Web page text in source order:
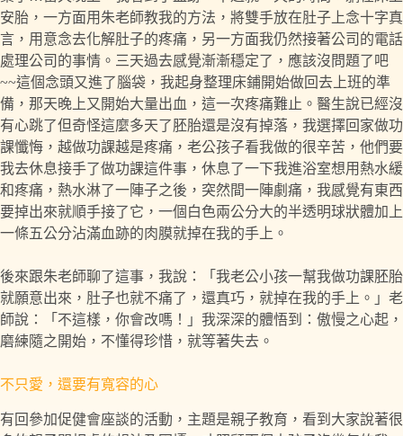
安胎，一方面用朱老師教我的方法，將雙手放在肚子上念十字真
言，用意念去化解肚子的疼痛，另一方面我仍然接著公司的電話
處理公司的事情。三天過去感覺漸漸穩定了，應該沒問題了吧
~~這個念頭又進了腦袋，我起身整理床鋪開始做回去上班的準
備，那天晚上又開始大量出血，這一次疼痛難止。醫生說已經沒
有心跳了但奇怪這麼多天了胚胎還是沒有掉落，我選擇回家做功
課懺悔，越做功課越是疼痛，老公孩子看我做的很辛苦，他們要
我去休息接手了做功課這件事，休息了一下我進浴室想用熱水緩
和疼痛，熱水淋了一陣子之後，突然間一陣劇痛，我感覺有東西
要掉出來就順手接了它，一個白色兩公分大的半透明球狀體加上
一條五公分沾滿血跡的肉膜就掉在我的手上。
後來跟朱老師聊了這事，我說：「我老公小孩一幫我做功課胚胎
就願意出來，肚子也就不痛了，還真巧，就掉在我的手上。」老
師說：「不這樣，你會改嗎！」我深深的體悟到：傲慢之心起，
磨練隨之開始，不懂得珍惜，就等著失去。
不只愛，還要有寬容的心
有回參加促健會座談的活動，主題是親子教育，看到大家說著很